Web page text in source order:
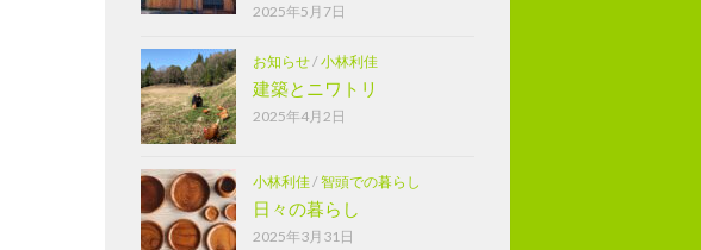
2025年5月7日
お知らせ/小林利佳
建築とニワトリ
2025年4月2日
小林利佳/智頭での暮らし
日々の暮らし
2025年3月31日